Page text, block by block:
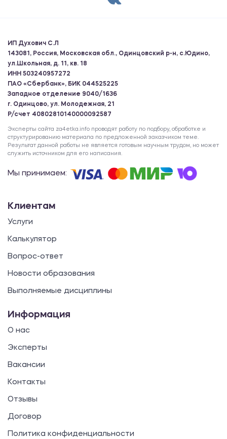
ИП Духович С.Л
143081, Россия, Московская обл., Одинцовский р-н, с.Юдино,
ул.Школьная, д. 11, кв. 18
ИНН 503240957272
ПАО «Сбербанк», БИК 044525225
Западное отделение 9040/1636
г. Одинцово, ул. Молодежная, 21
Р/счет 40802810140000092587
Эксперты сайта za4etka.info проводят работу по подбору, обработке и
структурированию материала по предложенной заказчиком теме.
Результат данной работы не является готовым научным трудом, но может
служить источником для его написания.
Мы принимаем:
Клиентам
Услуги
Калькулятор
Вопрос-ответ
Новости образования
Выполняемые дисциплины
Информация
О нас
Эксперты
Вакансии
Контакты
Отзывы
Договор
Политика конфиденциальности